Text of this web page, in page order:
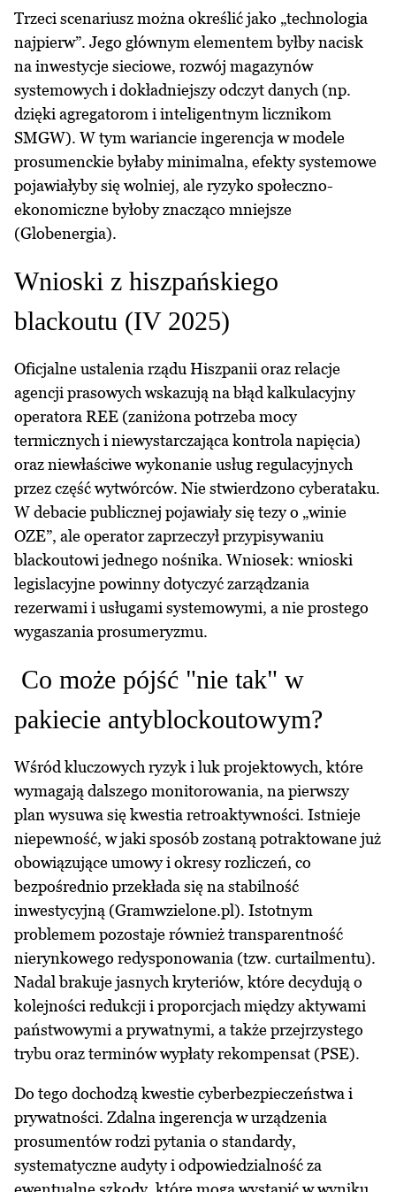
Trzeci scenariusz można określić jako „technologia
najpierw”. Jego głównym elementem byłby nacisk
na inwestycje sieciowe, rozwój magazynów
systemowych i dokładniejszy odczyt danych (np.
dzięki agregatorom i inteligentnym licznikom
SMGW). W tym wariancie ingerencja w modele
prosumenckie byłaby minimalna, efekty systemowe
pojawiałyby się wolniej, ale ryzyko społeczno-
ekonomiczne byłoby znacząco mniejsze
(Globenergia).
Wnioski z hiszpańskiego
blackoutu (IV 2025)
Oficjalne ustalenia rządu Hiszpanii oraz relacje
agencji prasowych wskazują na błąd kalkulacyjny
operatora REE (zaniżona potrzeba mocy
termicznych i niewystarczająca kontrola napięcia)
oraz niewłaściwe wykonanie usług regulacyjnych
przez część wytwórców. Nie stwierdzono cyberataku.
W debacie publicznej pojawiały się tezy o „winie
OZE”, ale operator zaprzeczył przypisywaniu
blackoutowi jednego nośnika. Wniosek: wnioski
legislacyjne powinny dotyczyć zarządzania
rezerwami i usługami systemowymi, a nie prostego
wygaszania prosumeryzmu.
Co może pójść "nie tak" w
pakiecie antyblockoutowym?
Wśród kluczowych ryzyk i luk projektowych, które
wymagają dalszego monitorowania, na pierwszy
plan wysuwa się kwestia retroaktywności. Istnieje
niepewność, w jaki sposób zostaną potraktowane już
obowiązujące umowy i okresy rozliczeń, co
bezpośrednio przekłada się na stabilność
inwestycyjną (Gramwzielone.pl). Istotnym
problemem pozostaje również transparentność
nierynkowego redysponowania (tzw. curtailmentu).
Nadal brakuje jasnych kryteriów, które decydują o
kolejności redukcji i proporcjach między aktywami
państwowymi a prywatnymi, a także przejrzystego
trybu oraz terminów wypłaty rekompensat (PSE).
Do tego dochodzą kwestie cyberbezpieczeństwa i
prywatności. Zdalna ingerencja w urządzenia
prosumentów rodzi pytania o standardy,
systematyczne audyty i odpowiedzialność za